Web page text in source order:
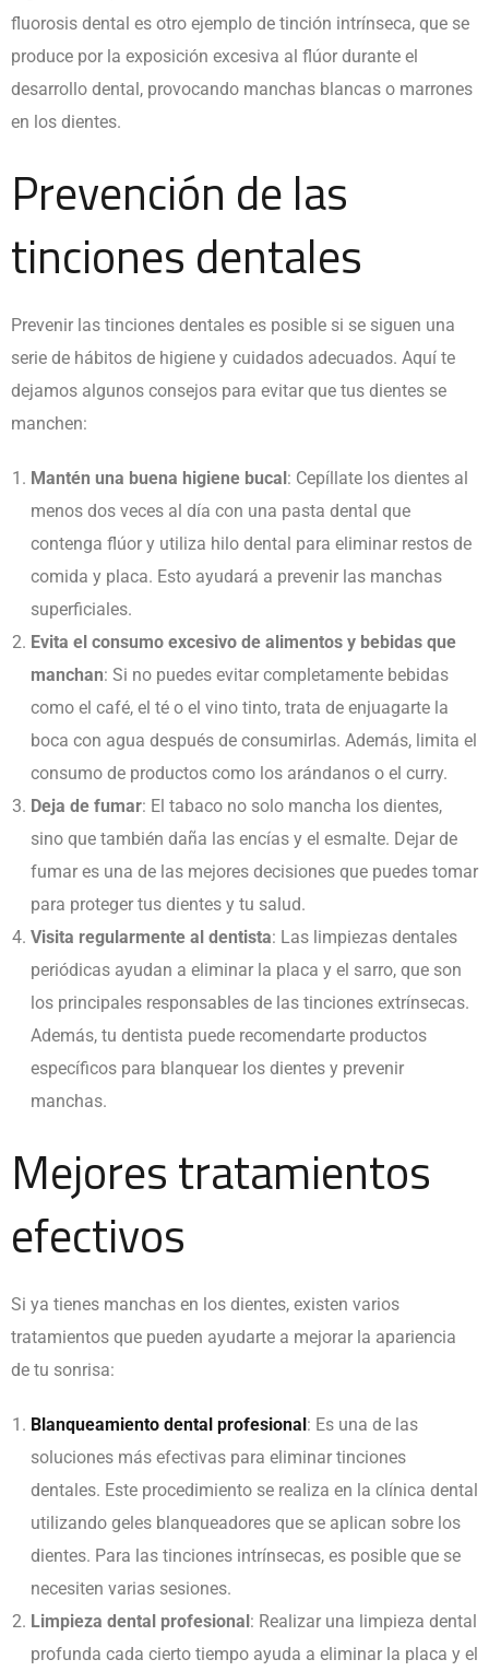
fluorosis dental es otro ejemplo de tinción intrínseca, que se
produce por la exposición excesiva al flúor durante el
desarrollo dental, provocando manchas blancas o marrones
en los dientes.
Prevención de las
tinciones dentales
Prevenir las tinciones dentales es posible si se siguen una
serie de hábitos de higiene y cuidados adecuados. Aquí te
dejamos algunos consejos para evitar que tus dientes se
manchen:
Mantén una buena higiene bucal: Cepíllate los dientes al
menos dos veces al día con una pasta dental que
contenga flúor y utiliza hilo dental para eliminar restos de
comida y placa. Esto ayudará a prevenir las manchas
superficiales.
Evita el consumo excesivo de alimentos y bebidas que
manchan: Si no puedes evitar completamente bebidas
como el café, el té o el vino tinto, trata de enjuagarte la
boca con agua después de consumirlas. Además, limita el
consumo de productos como los arándanos o el curry.
Deja de fumar: El tabaco no solo mancha los dientes,
sino que también daña las encías y el esmalte. Dejar de
fumar es una de las mejores decisiones que puedes tomar
para proteger tus dientes y tu salud.
Visita regularmente al dentista: Las limpiezas dentales
periódicas ayudan a eliminar la placa y el sarro, que son
los principales responsables de las tinciones extrínsecas.
Además, tu dentista puede recomendarte productos
específicos para blanquear los dientes y prevenir
manchas.
Mejores tratamientos
efectivos
Si ya tienes manchas en los dientes, existen varios
tratamientos que pueden ayudarte a mejorar la apariencia
de tu sonrisa:
Blanqueamiento dental profesional: Es una de las
soluciones más efectivas para eliminar tinciones
dentales. Este procedimiento se realiza en la clínica dental
utilizando geles blanqueadores que se aplican sobre los
dientes. Para las tinciones intrínsecas, es posible que se
necesiten varias sesiones.
Limpieza dental profesional: Realizar una limpieza dental
profunda cada cierto tiempo ayuda a eliminar la placa y el